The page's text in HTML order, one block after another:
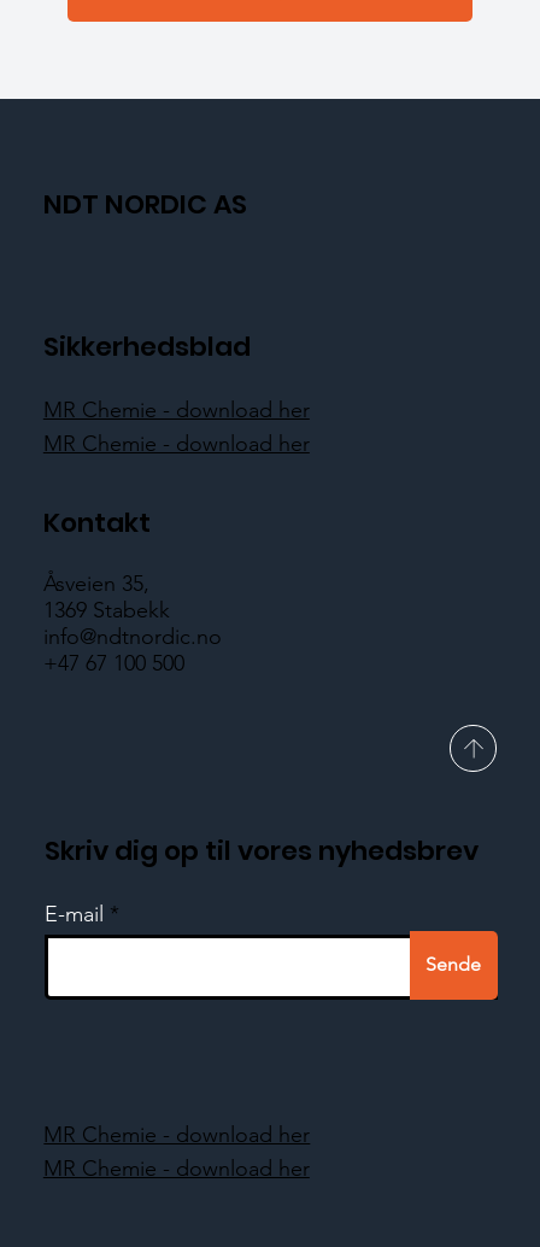
NDT NORDIC AS
Sikkerhedsblad
MR Chemie - download her
MR Chemie - download her
Kontakt
Åsveien 35,
1369 Stabekk
info@ndtnordic.no
+47 67 100 500
Skriv dig op til vores nyhedsbrev
E-mail
Sende
MR Chemie - download her
MR Chemie - download her